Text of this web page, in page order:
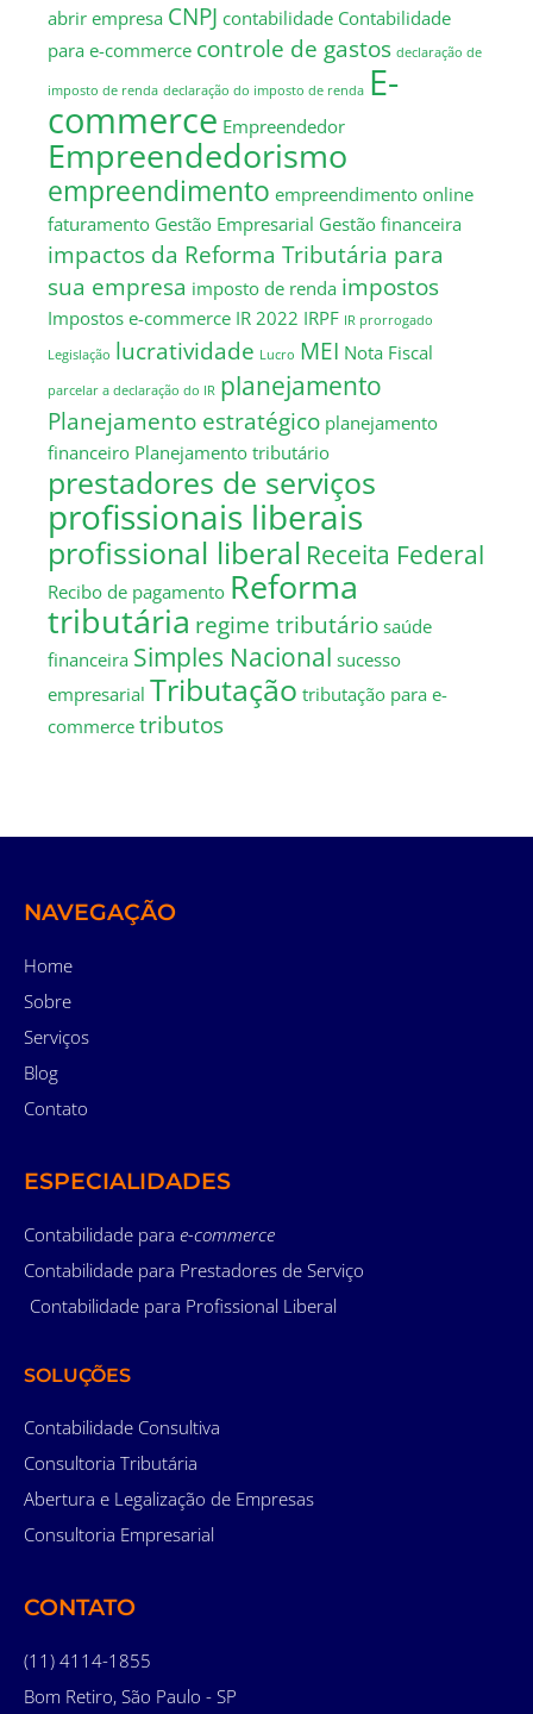
abrir empresa CNPJ contabilidade Contabilidade
para e-commerce controle de gastos declaração de
imposto de renda declaração do imposto de renda E-
commerce Empreendedor
Empreendedorismo
empreendimento empreendimento online
faturamento Gestão Empresarial Gestão financeira
impactos da Reforma Tributária para
sua empresa imposto de renda impostos
Impostos e-commerce IR 2022 IRPF IR prorrogado
Legislação lucratividade Lucro MEI Nota Fiscal
parcelar a declaração do IR planejamento
Planejamento estratégico planejamento
financeiro Planejamento tributário
prestadores de serviços
profissionais liberais
profissional liberal Receita Federal
Recibo de pagamento Reforma
tributária regime tributáriosaúde
financeira Simples Nacional sucesso
empresarial Tributação tributação para e-
commercetributos
NAVEGAÇÃO
Home
Sobre
Serviços
Blog
Contato
ESPECIALIDADES
Contabilidade para e-commerce
Contabilidade para Prestadores de Serviço
Contabilidade para Profissional Liberal
SOLUÇÕES
Contabilidade Consultiva
Consultoria Tributária
Abertura e Legalização de Empresas
Consultoria Empresarial
CONTATO
(11) 4114-1855
Bom Retiro, São Paulo - SP